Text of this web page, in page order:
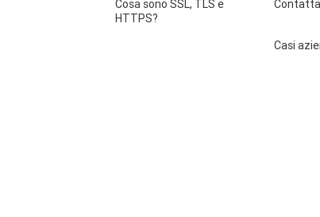
Cosa sono SSL, TLS e
HTTPS?
Casi